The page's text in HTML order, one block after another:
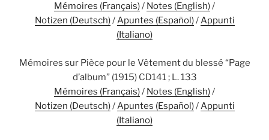
Mémoires (Français)/ Notes (English)/
Notizen (Deutsch)/Apuntes (Español)/Appunti
(Italiano)
Mémoires sur Pièce pour le Vêtement du blessé “Page
d’album” (1915) CD141 ; L. 133
Mémoires (Français)/ Notes (English)/
Notizen (Deutsch)/ Apuntes (Español)/ Appunti
(Italiano)